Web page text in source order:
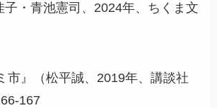
子・青池憲司、2024年、ちくま文
市』（松平誠、2019年、講談社
167